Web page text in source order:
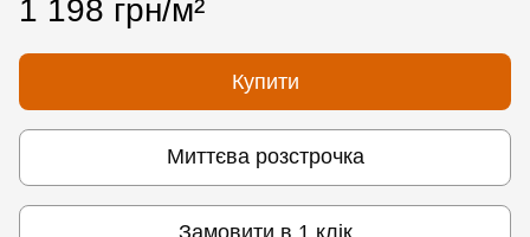
1 198 грн/м²
Купити
Миттєва розстрочка